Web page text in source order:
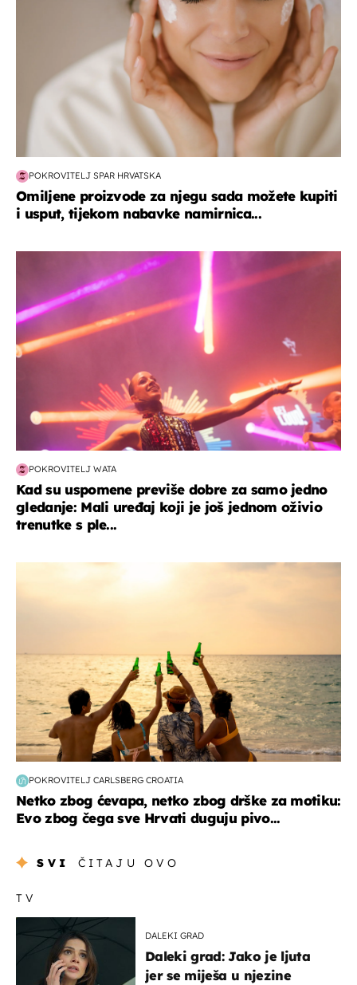
POKROVITELJ SPAR HRVATSKA
Omiljene proizvode za njegu sada možete kupiti
i usput, tijekom nabavke namirnica...
POKROVITELJ WATA
Kad su uspomene previše dobre za samo jedno
gledanje: Mali uređaj koji je još jednom oživio
trenutke s ple...
POKROVITELJ CARLSBERG CROATIA
Netko zbog ćevapa, netko zbog drške za motiku:
Evo zbog čega sve Hrvati duguju pivo...
SVI ČITAJU OVO
TV
DALEKI GRAD
Daleki grad: Jako je ljuta
jer se miješa u njezine